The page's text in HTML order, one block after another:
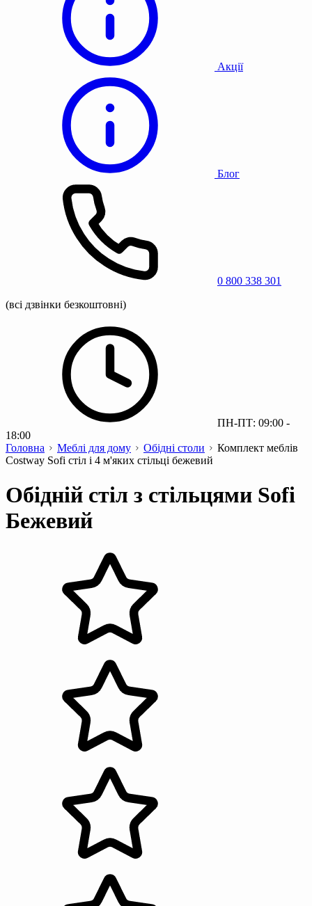
Акції
Блог
0 800 338 301
(всі дзвінки безкоштовні)
ПН-ПТ: 09:00 -
18:00
Головна
Меблі для дому Обідні столи
Комплект меблів
Costway Sofi стіл і 4 м'яких стільці бежевий
Обідній стіл з стільцями Sofi
Бежевий